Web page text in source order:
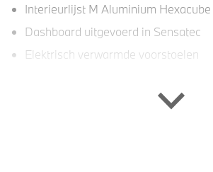
Interieurlijst M Aluminium Hexacube
Dashboard uitgevoerd in Sensatec
Elektrisch verwarmde voorstoelen
Entertainment en communicatie